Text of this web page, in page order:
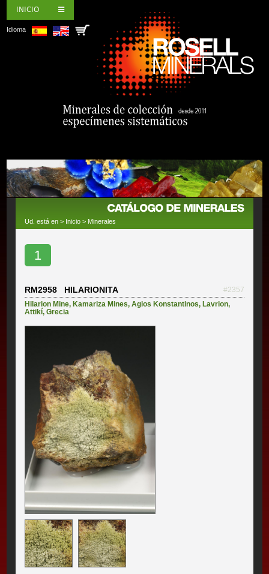
INICIO
Idioma
Ud. está en > Inicio > Minerales
1
RM2958 HILARIONITA
#2357
Hilarion Mine, Kamariza Mines,Agios Konstantinos, Lavrion,
Attikí,Grecia